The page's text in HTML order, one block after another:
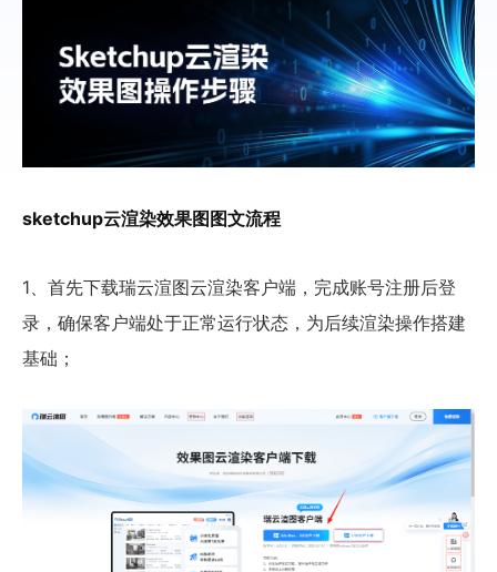
sketchup云渲染效果图图文流程
1、首先下载瑞云渲图云渲染客户端，完成账号注册后登
录，确保客户端处于正常运行状态，为后续渲染操作搭建
基础；